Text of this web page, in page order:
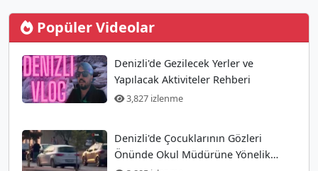
Popüler Videolar
Denizli'de Gezilecek Yerler ve
Yapılacak Aktiviteler Rehberi
3,827 izlenme
Denizli'de Çocuklarının Gözleri
Önünde Okul Müdürüne Yönelik